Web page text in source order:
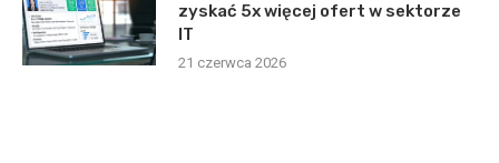
zyskać 5x więcej ofert w sektorze
IT
21 czerwca 2026